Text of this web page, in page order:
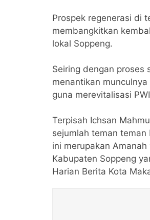
Prospek regenerasi di
membangkitkan
lokal Soppeng.
Seiring dengan proses
menantikan
guna merevitalisasi
Terpisah Ichsan
sejumlah teman teman
ini merupakan
Kabupaten Soppeng
Harian Berita Kota